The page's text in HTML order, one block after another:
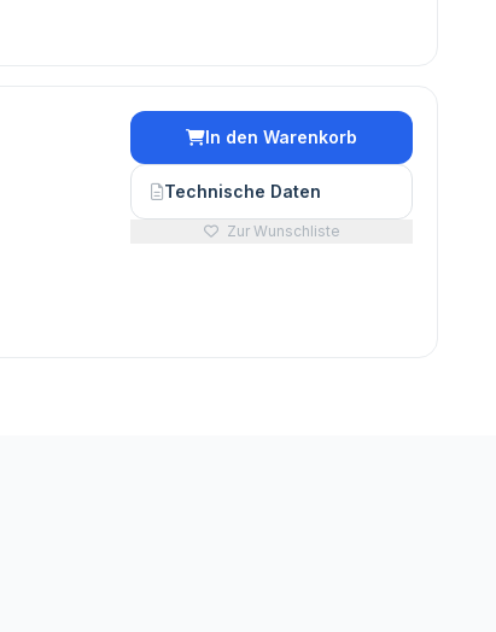
In den Warenkorb
Technische Daten
Zur Wunschliste